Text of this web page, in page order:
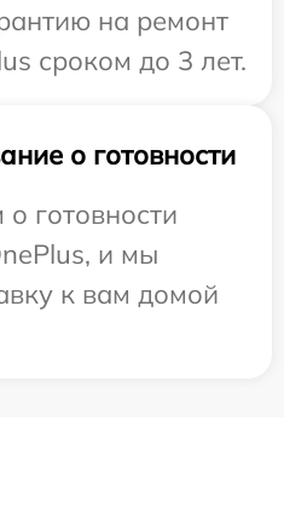
на ремонт
сроком до 3 лет.
о готовности
готовности
и мы
к вам домой